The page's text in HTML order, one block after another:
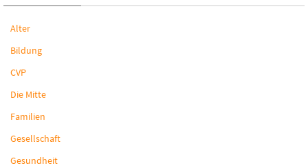
Alter
Bildung
CVP
Die Mitte
Familien
Gesellschaft
Gesundheit